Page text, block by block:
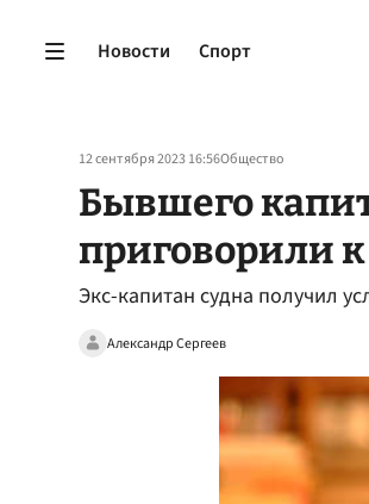
Новости Спорт
12 сентября 2023 16:56Общество
Бывшего
приговорили
Экс-капитан судна получил
Александр Сергеев